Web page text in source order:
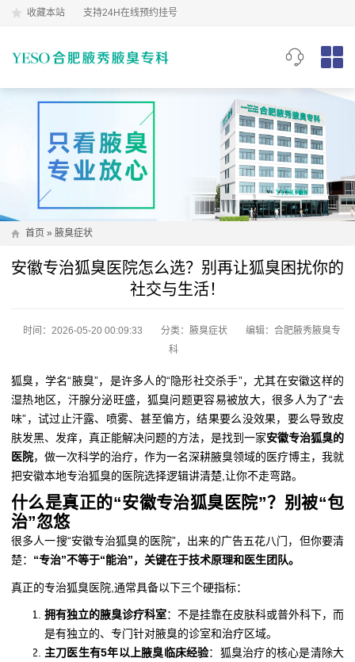
收藏本站 支持24H在线预约挂号
首页 » 腋臭症状
安徽专治狐臭医院怎么选？别再让狐臭困扰你的
社交与生活！
时间：2026-05-20 00:09:33 分类： 腋臭症状
编辑：合肥腋秀腋臭专
科
狐臭，学名“腋臭”，是许多人的“隐形社交杀手”，尤其在安徽这样的
湿热地区，汗腺分泌旺盛，狐臭问题更容易被放大，很多人为了“去
味”，试过止汗露、喷雾、甚至偏方，结果要么没效果，要么导致皮
肤发黑、发痒，真正能解决问题的方法，是找到一家安徽专治狐臭的
医院，做一次科学的治疗，作为一名深耕腋臭领域的医疗博主，我就
把安徽本地专治狐臭的医院选择逻辑讲清楚,让你不走弯路。
什么是真正的“安徽专治狐臭医院”？别被“包
治”忽悠
很多人一搜“安徽专治狐臭的医院”，出来的广告五花八门，但你要清
楚： “专治”不等于“能治”，关键在于技术原理和医生团队。
真正的专治狐臭医院,通常具备以下三个硬指标：
拥有独立的腋臭诊疗科室：不是挂靠在皮肤科或普外科下，而
是有独立的、专门针对腋臭的诊室和治疗区域。
主刀医生有5年以上腋臭临床经验：狐臭治疗的核心是清除大